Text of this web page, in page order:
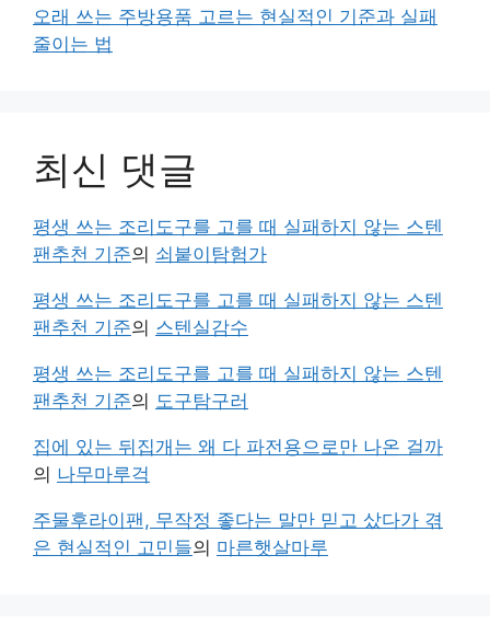
오래 쓰는 주방용품 고르는 현실적인 기준과 실패
줄이는 법
최신 댓글
평생 쓰는 조리도구를 고를 때 실패하지 않는 스텐
팬추천 기준의 쇠붙이탐험가
평생 쓰는 조리도구를 고를 때 실패하지 않는 스텐
팬추천 기준의 스텐실감수
평생 쓰는 조리도구를 고를 때 실패하지 않는 스텐
팬추천 기준의 도구탐구러
집에 있는 뒤집개는 왜 다 파전용으로만 나온 걸까
의 나무마루걱
주물후라이팬, 무작정 좋다는 말만 믿고 샀다가 겪
은 현실적인 고민들의 마른햇살마루